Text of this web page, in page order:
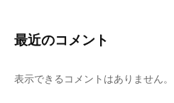
最近のコメント
表示できるコメントはありません。